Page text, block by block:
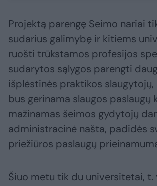
Projektą parengę Seimo nariai
sudarius galimybę ir kitiems
ruošti trūkstamos profesijos
sudarytos sąlygos parengti
išplėstinės praktikos slaugytojų,
bus gerinama slaugos paslaugų
mažinamas šeimos gydytojų
administracinė našta, padidės
priežiūros paslaugų
Šiuo metu tik du universitetai, t.